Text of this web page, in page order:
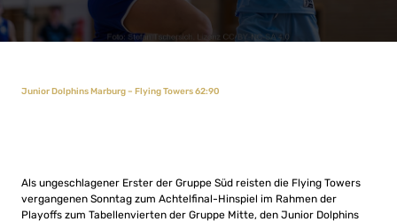
Junior Dolphins Marburg – Flying Towers 62:90
Als ungeschlagener Erster der Gruppe Süd reisten die Flying Towers
vergangenen Sonntag zum Achtelfinal-Hinspiel im Rahmen der
Playoffs zum Tabellenvierten der Gruppe Mitte, den Junior Dolphins